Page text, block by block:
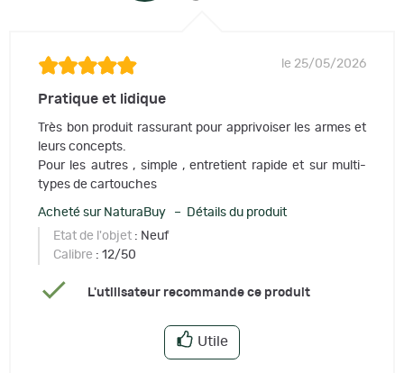
le 25/05/2026
Pratique et lidique
Très bon produit rassurant pour apprivoiser les armes et
leurs concepts.
Pour les autres , simple , entretient rapide et sur multi-
types de cartouches
Acheté sur NaturaBuy – Détails du produit
Etat de l'objet : Neuf
Calibre : 12/50
L'utilisateur recommande ce produit
Utile